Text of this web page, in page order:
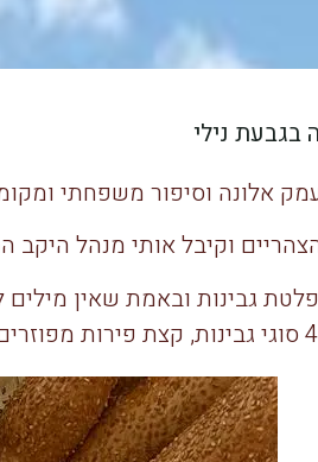
בגבעת נילי
אלונה וסיפור משפחתי
וקיבל אותי מנהל
גבינות ובאמת שאין